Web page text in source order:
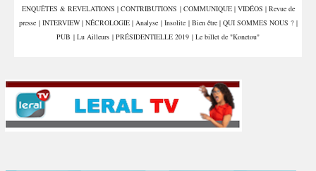
ENQUÊTES & REVELATIONS | CONTRIBUTIONS | COMMUNIQUE | VIDÉOS | Revue de
presse | INTERVIEW | NÉCROLOGIE | Analyse | Insolite | Bien être | QUI SOMMES NOUS ? |
PUB | Lu Ailleurs | PRÉSIDENTIELLE 2019 | Le billet de "Konetou"